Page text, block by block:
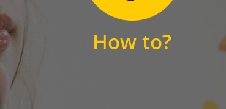
How to?
Hier finden Sie